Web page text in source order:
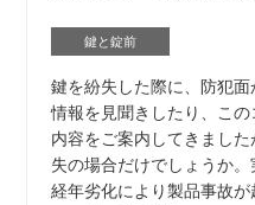
鍵と錠前
鍵を紛失した際に、防犯
情報を見聞きしたり、こ
内容をご案内してきまし
失の場合だけでしょうか。
経年劣化により製品事故